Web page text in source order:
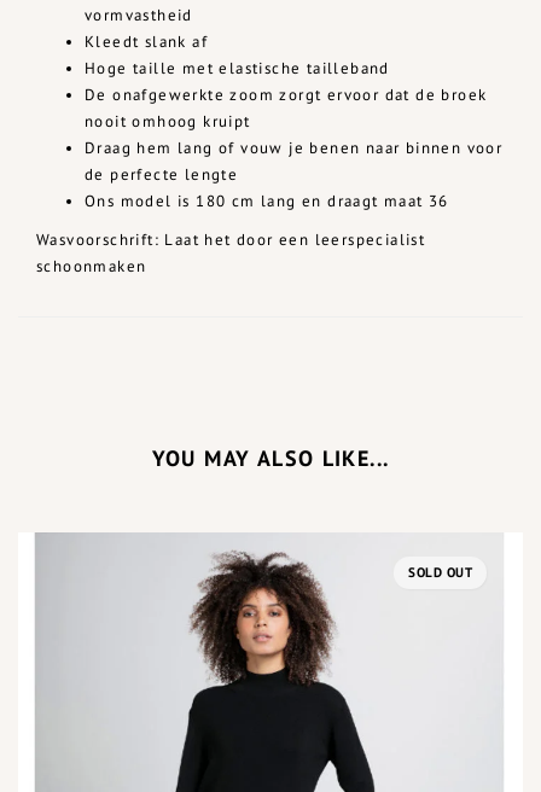
vormvastheid
Kleedt slank af
Hoge taille met elastische tailleband
De onafgewerkte zoom zorgt ervoor dat de broek
nooit omhoog kruipt
Draag hem lang of vouw je benen naar binnen voor
de perfecte lengte
Ons model is 180 cm lang en draagt maat 36
Wasvoorschrift: Laat het door een leerspecialist
schoonmaken
YOU MAY ALSO LIKE...
SOLD OUT